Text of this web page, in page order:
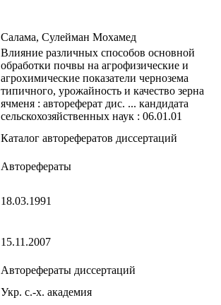
Салама, Сулейман Мохамед
Влияние различных способов основной
обработки почвы на агрофизические и
агрохимические показатели чернозема
типичного, урожайность и качество зерна
ячменя : автореферат дис. ... кандидата
сельскохозяйственных наук : 06.01.01
Каталог авторефератов диссертаций
Авторефераты
18.03.1991
15.11.2007
Авторефераты диссертаций
Укр. с.-х. академия